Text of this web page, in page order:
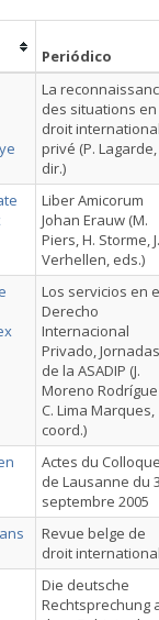
Periódico
La
des situations en
droit
privé (P. Lagarde,
dir.)
Liber Amicorum
Johan Erauw (M.
Piers, H. Storme, J.
Verhellen, eds.)
Los servicios en
Derecho
Internacional
Privado, Jornadas
de la ASADIP (J.
Moreno
C. Lima Marques,
coord.)
Actes du
de Lausanne du
septembre 2005
Revue belge de
droit
Die deutsche
Rechtsprechung